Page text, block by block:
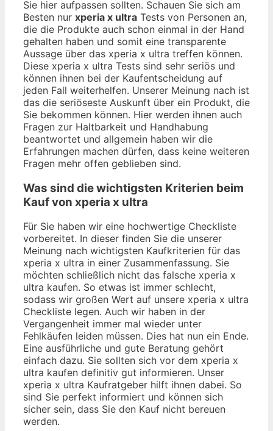
Sie hier aufpassen sollten. Schauen Sie sich am
Besten nur xperia x ultra Tests von Personen an,
die die Produkte auch schon einmal in der Hand
gehalten haben und somit eine transparente
Aussage über das xperia x ultra treffen können.
Diese xperia x ultra Tests sind sehr seriös und
können ihnen bei der Kaufentscheidung auf
jeden Fall weiterhelfen. Unserer Meinung nach ist
das die seriöseste Auskunft über ein Produkt, die
Sie bekommen können. Hier werden ihnen auch
Fragen zur Haltbarkeit und Handhabung
beantwortet und allgemein haben wir die
Erfahrungen machen dürfen, dass keine weiteren
Fragen mehr offen geblieben sind.
Was sind die wichtigsten Kriterien beim
Kauf von xperia x ultra
Für Sie haben wir eine hochwertige Checkliste
vorbereitet. In dieser finden Sie die unserer
Meinung nach wichtigsten Kaufkriterien für das
xperia x ultra in einer Zusammenfassung. Sie
möchten schließlich nicht das falsche xperia x
ultra kaufen. So etwas ist immer schlecht,
sodass wir großen Wert auf unsere xperia x ultra
Checkliste legen. Auch wir haben in der
Vergangenheit immer mal wieder unter
Fehlkäufen leiden müssen. Dies hat nun ein Ende.
Eine ausführliche und gute Beratung gehört
einfach dazu. Sie sollten sich vor dem xperia x
ultra kaufen definitiv gut informieren. Unser
xperia x ultra Kaufratgeber hilft ihnen dabei. So
sind Sie perfekt informiert und können sich
sicher sein, dass Sie den Kauf nicht bereuen
werden.